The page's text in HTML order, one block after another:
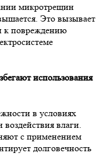
микротрещин
Это вызывает
к повреждению
использования
в условиях
влаги.
с применением
долговечность